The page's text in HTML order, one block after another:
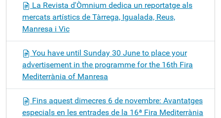
La Revista d'Òmnium dedica un reportatge als
mercats artístics de Tàrrega, Igualada, Reus,
Manresa i Vic
You have until Sunday 30 June to place your
advertisement in the programme for the 16th Fira
Mediterrània of Manresa
Fins aquest dimecres 6 de novembre: Avantatges
especials en les entrades de la 16ª Fira Mediterrània